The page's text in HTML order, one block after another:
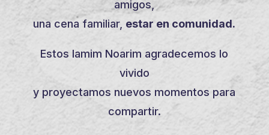
amigos,
una cena familiar, estar en comunidad.
Estos Iamim Noarim agradecemos lo
vivido
y proyectamos nuevos momentos para
compartir.